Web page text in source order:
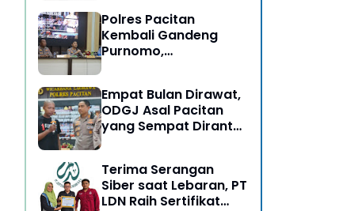
Dapur Tetap Ngebul
Polres Pacitan
Kembali Gandeng
Purnomo,
Rehabilitasi
Empat Bulan Dirawat,
ODGJ Asal Pacitan
yang Sempat Dirantai
Terima Serangan
Siber saat Lebaran, PT
LDN Raih Sertifikat